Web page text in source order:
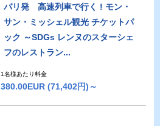
パリ発 高速列車で行く ! モン・
サン・ミッシェル観光 チケットパ
ック ～SDGs レンヌのスターシェ
フのレストラン...
1名様あたり料金
380.00EUR (71,402円)～